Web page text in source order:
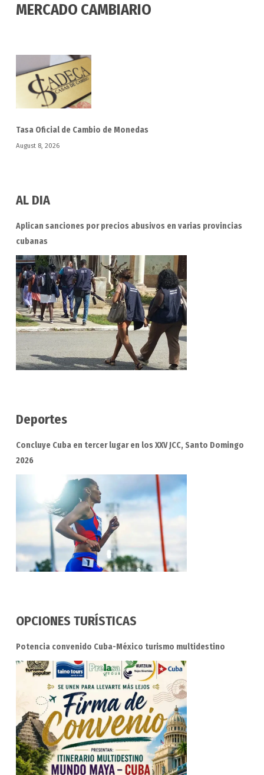
MERCADO CAMBIARIO
Tasa Oficial de Cambio de Monedas
August 8, 2026
AL DIA
Aplican sanciones por precios abusivos en varias provincias
cubanas
Deportes
Concluye Cuba en tercer lugar en los XXV JCC, Santo Domingo
2026
OPCIONES TURÍSTICAS
Potencia convenido Cuba-México turismo multidestino